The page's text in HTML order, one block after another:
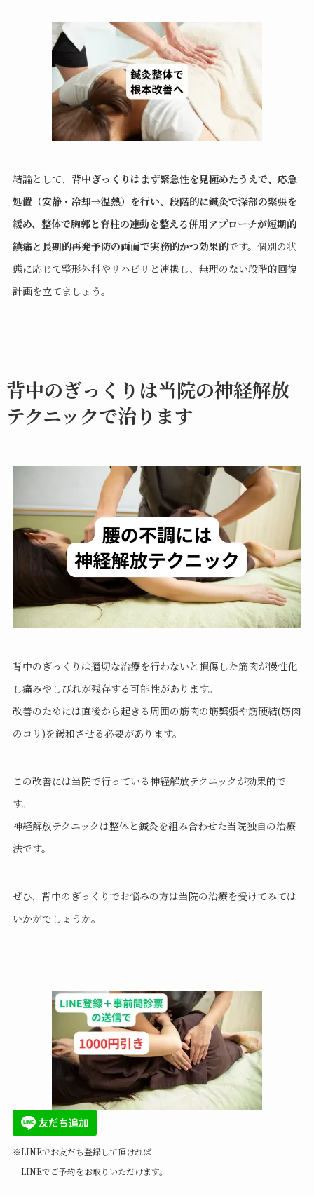
結論として、 背中ぎっくりはまず緊急性を見極めたうえで、応急
処置（安静・冷却→温熱）を行い、段階的に鍼灸で深部の緊張を
緩め、整体で胸郭と脊柱の連動を整える併用アプローチが短期的
鎮痛と長期的再発予防の両面で実務的かつ効果的です。個別の状
態に応じて整形外科やリハビリと連携し、無理のない段階的回復
計画を立てましょう。
背中のぎっくりは当院の神経解放
テクニックで治ります
背中のぎっくりは適切な治療を行わないと損傷した筋肉が慢性化
し痛みやしびれが残存する可能性があります。
改善のためには直後から起きる周囲の筋肉の筋緊張や筋硬結(筋肉
のコリ)を緩和させる必要があります。
この改善には当院で行っている神経解放テクニックが効果的で
す。
神経解放テクニックは整体と鍼灸を組み合わせた当院独自の治療
法です。
ぜひ、背中のぎっくりでお悩みの方は当院の治療を受けてみては
いかがでしょうか。
※LINEでお友だち登録して頂ければ
LINEでご予約をお取りいただけます。